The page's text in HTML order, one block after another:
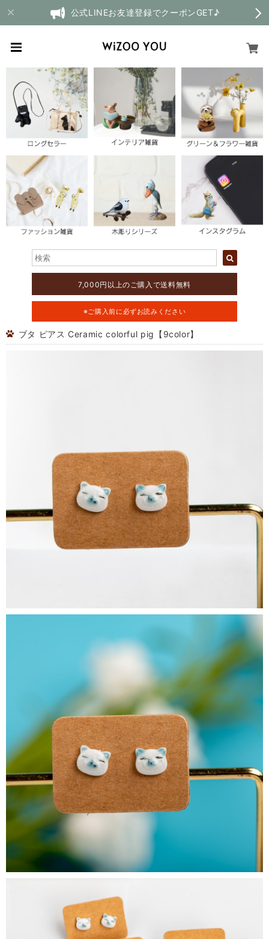
公式LINEお友達登録でクーポンGET♪
7,000円以上のご購入で送料無料
※ご購入前に必ずお読みください
ブタ ピアス Ceramic colorful pig【9color】